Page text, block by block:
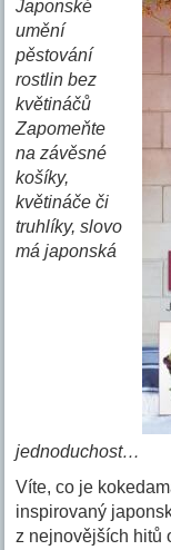
Japonské
umění
pěstování
rostlin bez
květináčů
Zapomeňte
na závěsné
košíky,
květináče či
truhlíky, slovo
má japonská
jednoduchost…
Víte, co je
inspirovaný
z nejnovějších hitů